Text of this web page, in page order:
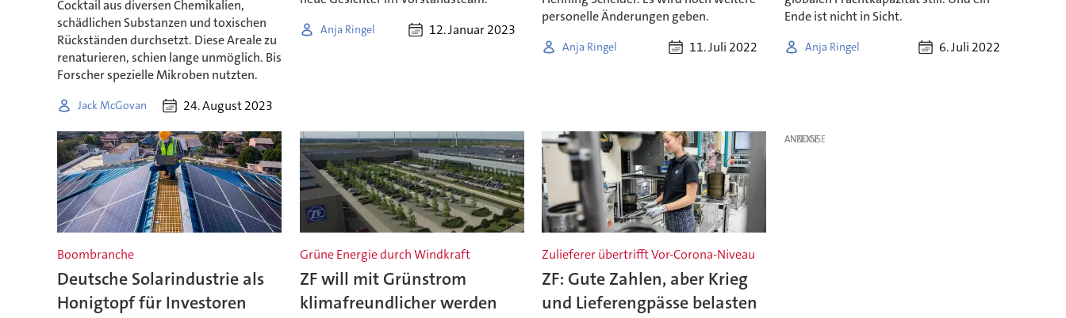
Cocktail aus diversen Chemikalien,
schädlichen Substanzen und toxischen
Rückständen durchsetzt. Diese Areale zu
renaturieren, schien lange unmöglich. Bis
Forscher spezielle Mikroben nutzten.
Jack McGovan 24. August 2023
Anja Ringel 12. Januar 2023
personelle Änderungen geben.
Anja Ringel 11. Juli 2022
Ende ist nicht in Sicht.
Anja Ringel 6. Juli 2022
Boombranche
Deutsche Solarindustrie als
Honigtopf für Investoren
Grüne Energie durch Windkraft
ZF will mit Grünstrom
klimafreundlicher werden
Zulieferer übertrifft Vor-Corona-Niveau
ZF: Gute Zahlen, aber Krieg
und Lieferengpässe belasten
ANZEIGE